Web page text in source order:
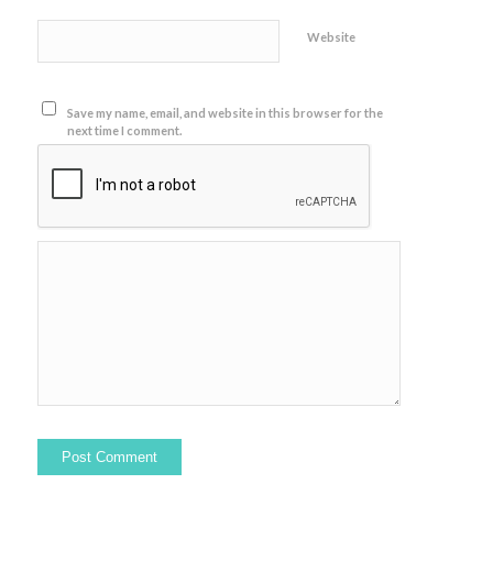
Website
Save my name, email, and website in this browser for the
next time I comment.